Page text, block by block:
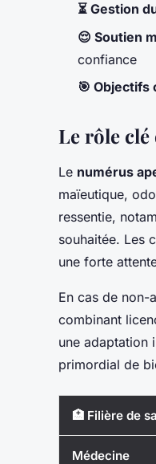
⏳ Gestion
😌 Soutien
confiance
🎯 Objectifs
Le rôle
Le numérus
maïeutique,
ressentie,
souhaitée. Les
une forte
En cas de
combinant
une adaptation
primordial de
🏥 Filière de
Médecine